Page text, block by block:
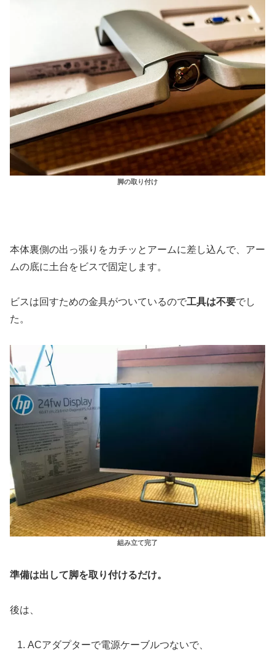
脚の取り付け
本体裏側の出っ張りをカチッとアームに差し込んで、アー
ムの底に土台をビスで固定します。
ビスは回すための金具がついているので工具は不要でし
た。
組み立て完了
準備は出して脚を取り付けるだけ。
後は、
ACアダプターで電源ケーブルつないで、